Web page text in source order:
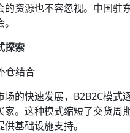
的资源也不容忽视。中国驻
探索
仓结合
场的快速发展，B2B2C模
家。这种模式缩短了交货周
基础设施支持。